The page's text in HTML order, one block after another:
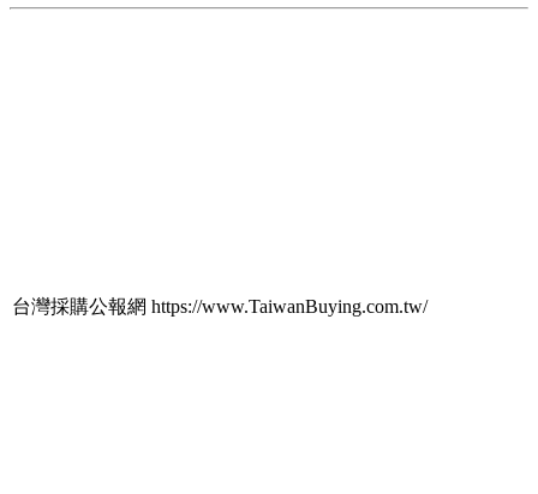
台灣採購公報網 https://www.TaiwanBuying.com.tw/